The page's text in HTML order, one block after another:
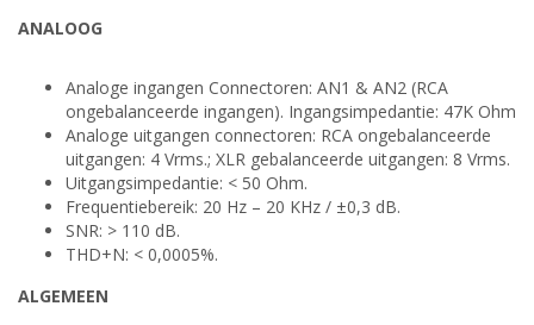
ANALOOG
Analoge ingangen Connectoren: AN1 & AN2 (RCA
ongebalanceerde ingangen). Ingangsimpedantie: 47K Ohm
Analoge uitgangen connectoren: RCA ongebalanceerde
uitgangen: 4 Vrms.; XLR gebalanceerde uitgangen: 8 Vrms.
Uitgangsimpedantie: < 50 Ohm.
Frequentiebereik: 20 Hz – 20 KHz / ±0,3 dB.
SNR: > 110 dB.
THD+N: < 0,0005%.
ALGEMEEN